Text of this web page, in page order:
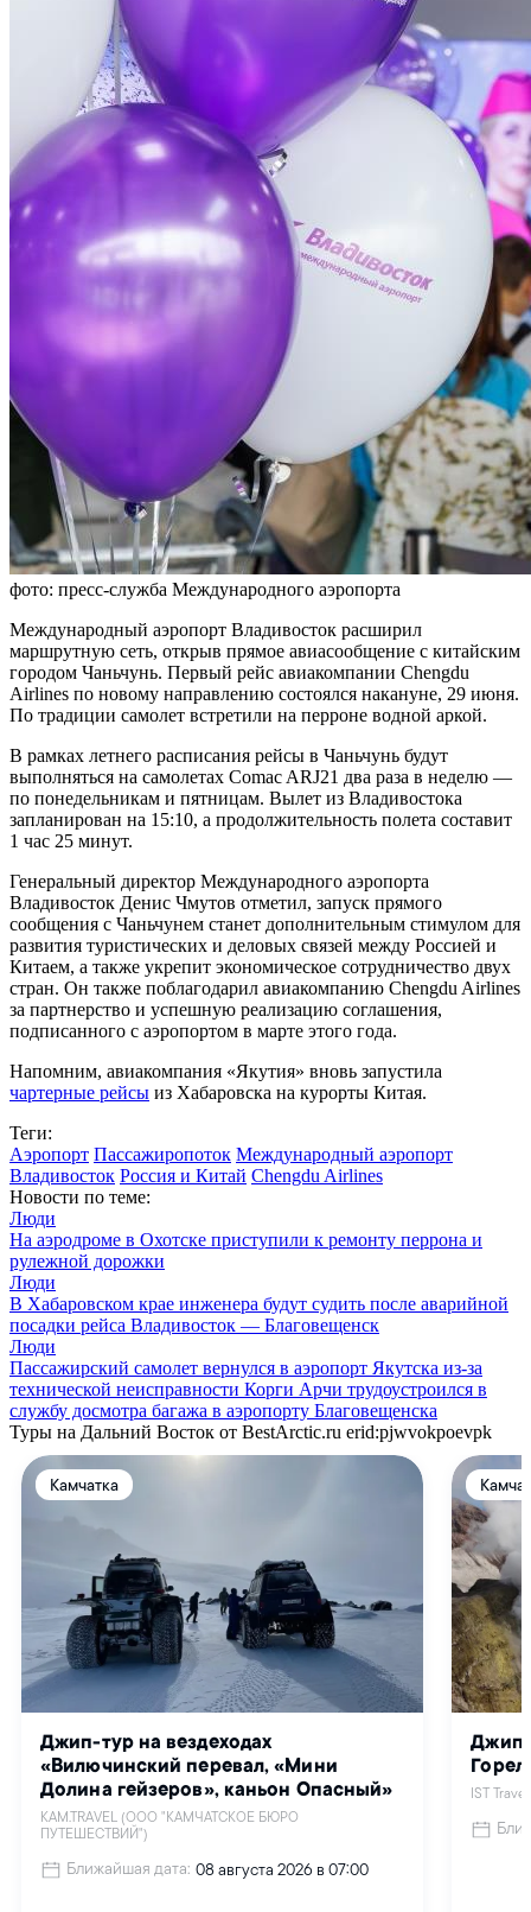
фото: пресс-служба Международного аэропорта
Международный аэропорт Владивосток расширил
маршрутную сеть, открыв прямое авиасообщение с китайским
городом Чаньчунь. Первый рейс авиакомпании Chengdu
Airlines по новому направлению состоялся накануне, 29 июня.
По традиции самолет встретили на перроне водной аркой.
В рамках летнего расписания рейсы в Чаньчунь будут
выполняться на самолетах Comac ARJ21 два раза в неделю —
по понедельникам и пятницам. Вылет из Владивостока
запланирован на 15:10, а продолжительность полета составит
1 час 25 минут.
Генеральный директор Международного аэропорта
Владивосток Денис Чмутов отметил, запуск прямого
сообщения с Чаньчунем станет дополнительным стимулом для
развития туристических и деловых связей между Россией и
Китаем, а также укрепит экономическое сотрудничество двух
стран. Он также поблагодарил авиакомпанию Chengdu Airlines
за партнерство и успешную реализацию соглашения,
подписанного с аэропортом в марте этого года.
Напомним, авиакомпания «Якутия» вновь запустила
чартерные рейсы из Хабаровска на курорты Китая.
Теги:
Аэропорт Пассажиропоток Международный аэропорт
Владивосток Россия и Китай Chengdu Airlines
Новости по теме:
Люди
На аэродроме в Охотске приступили к ремонту перрона и
рулежной дорожки
Люди
В Хабаровском крае инженера будут судить после аварийной
посадки рейса Владивосток — Благовещенск
Люди
Пассажирский самолет вернулся в аэропорт Якутска из-за
технической неисправности Корги Арчи трудоустроился в
службу досмотра багажа в аэропорту Благовещенска
Туры на Дальний Восток от BestArctic.ru erid:pjwvokpoevpk